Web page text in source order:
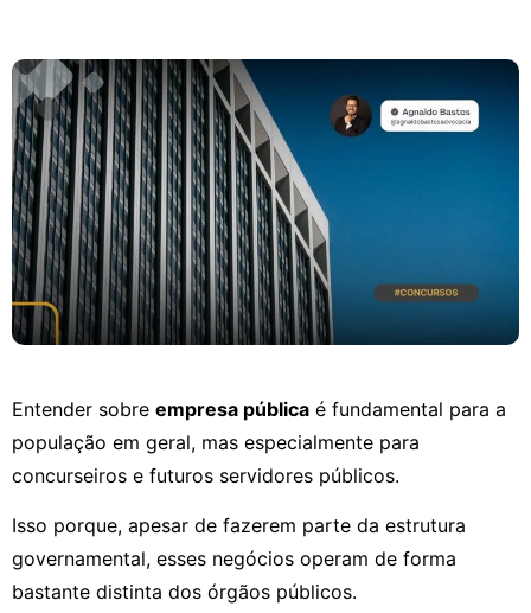
Entender sobre empresa pública é fundamental para a
população em geral, mas especialmente para
concurseiros e futuros servidores públicos.
Isso porque, apesar de fazerem parte da estrutura
governamental, esses negócios operam de forma
bastante distinta dos órgãos públicos.